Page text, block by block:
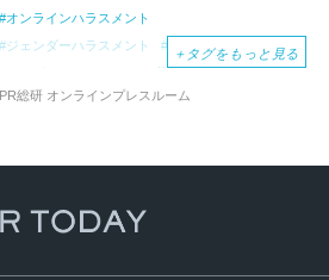
オンラインハラスメント
ジェンダーハラスメント
エンパワーメント
カーボンニュートラル
菅政権
米大統領選挙2020
カマラ・ハリス
＋ タグをもっと見る
PR総研 オンラインプレスルーム